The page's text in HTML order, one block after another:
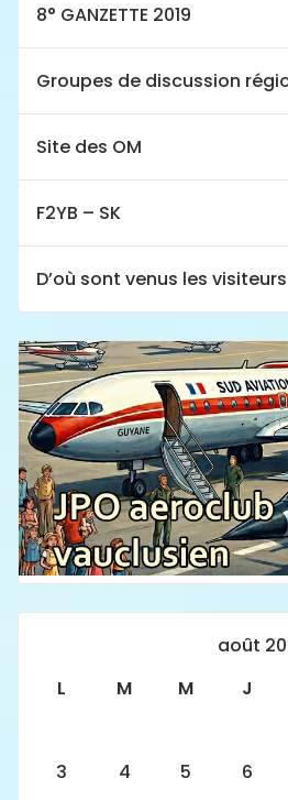
8° GANZETTE 2019
Groupes de discussion
Site des OM
F2YB – SK
D’où sont venus les
août
L
M M J
3
4 5 6